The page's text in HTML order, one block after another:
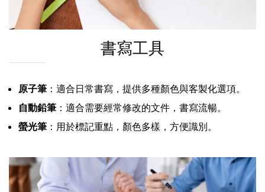
書寫工具
原子筆 ：適合日常書寫，提供多種顏色與客製化選項。
自動鉛筆 ：適合需要經常修改的文件，書寫流暢。
螢光筆 ：用於標記重點，顏色多樣，方便識別。